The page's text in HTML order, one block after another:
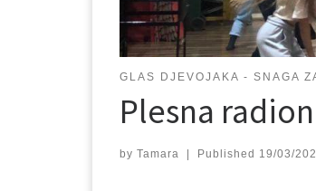
GLAS DJEVOJAKA - SNAGA
Plesna
by Tamara Published 19/03/